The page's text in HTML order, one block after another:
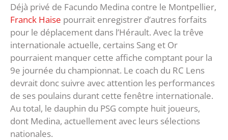
Déjà privé de Facundo Medina contre le Montpellier,
Franck Haise pourrait enregistrer d’autres forfaits
pour le déplacement dans l’Hérault. Avec la trêve
internationale actuelle, certains Sang et Or
pourraient manquer cette affiche comptant pour la
9e journée du championnat. Le coach du RC Lens
devrait donc suivre avec attention les performances
de ses poulains durant cette fenêtre internationale.
Au total, le dauphin du PSG compte huit joueurs,
dont Medina, actuellement avec leurs sélections
nationales.